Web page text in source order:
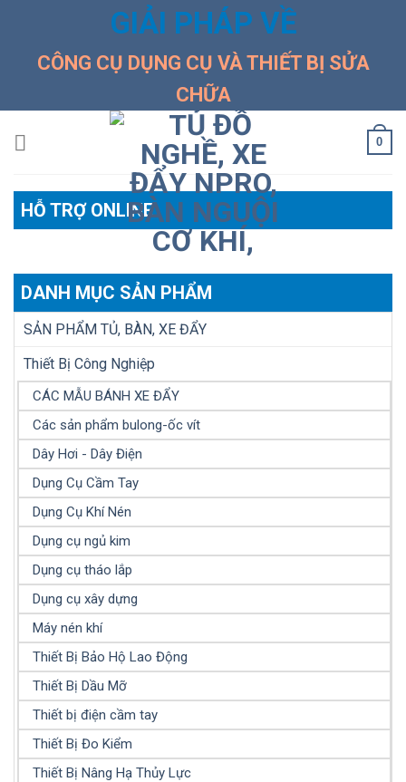
content
GIẢI PHÁP VỀ
CÔNG CỤ DỤNG CỤ VÀ THIẾT BỊ SỬA
CHỮA
0
HỖ TRỢ ONLINE
DANH MỤC SẢN PHẨM
SẢN PHẨM TỦ, BÀN, XE ĐẨY
Thiết Bị Công Nghiệp
CÁC MẪU BÁNH XE ĐẨY
Các sản phẩm bulong-ốc vít
Dây Hơi - Dây Điện
Dụng Cụ Cầm Tay
Dụng Cụ Khí Nén
Dụng cụ ngủ kim
Dụng cụ tháo lắp
Dụng cụ xây dựng
Máy nén khí
Thiết Bị Bảo Hộ Lao Động
Thiết Bị Dầu Mỡ
Thiết bị điện cầm tay
Thiết Bị Đo Kiểm
Thiết Bị Nâng Hạ Thủy Lực